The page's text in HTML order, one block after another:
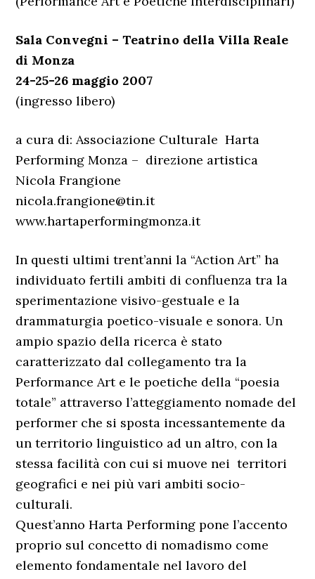
Sala Convegni – Teatrino della Villa Reale
di Monza
24-25-26 maggio 2007
(ingresso libero)
a cura di: Associazione Culturale Harta
Performing Monza – direzione artistica
Nicola Frangione
nicola.frangione@tin.it
www.hartaperformingmonza.it
In questi ultimi trent’anni la “Action Art” ha
individuato fertili ambiti di confluenza tra la
sperimentazione visivo-gestuale e la
drammaturgia poetico-visuale e sonora. Un
ampio spazio della ricerca è stato
caratterizzato dal collegamento tra la
Performance Art e le poetiche della “poesia
totale” attraverso l’atteggiamento nomade del
performer che si sposta incessantemente da
un territorio linguistico ad un altro, con la
stessa facilità con cui si muove nei territori
geografici e nei più vari ambiti socio-
culturali.
Quest’anno Harta Performing pone l’accento
proprio sul concetto di nomadismo come
elemento fondamentale nel lavoro del